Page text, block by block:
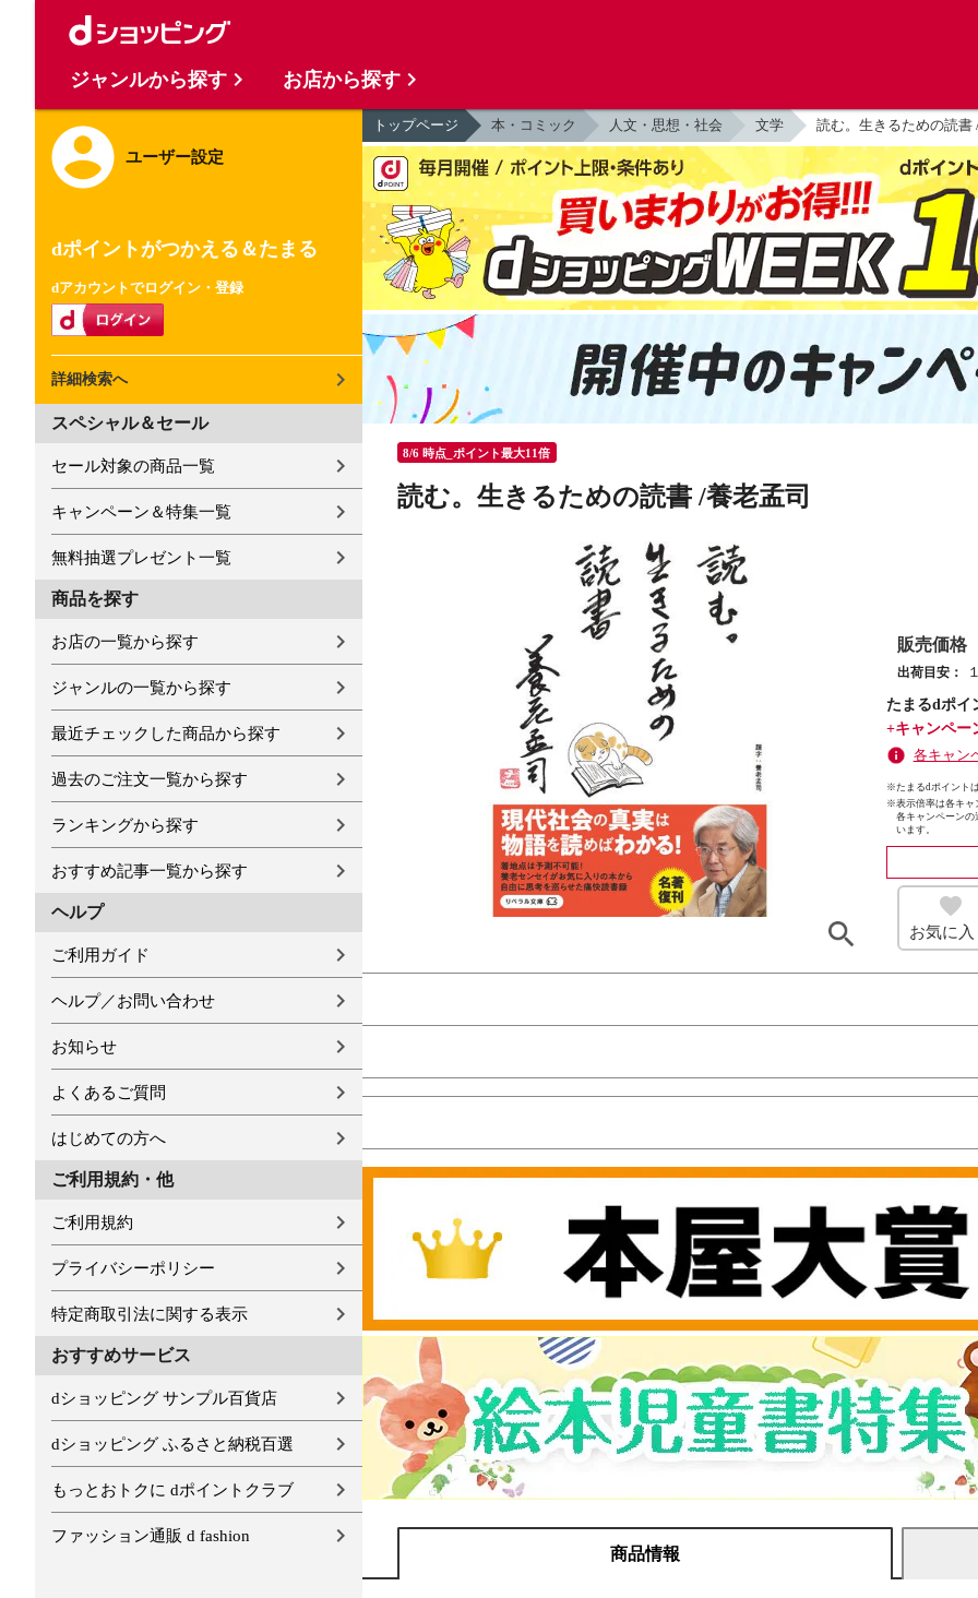
ユーザー設定
dポイントがつかえる＆たまる
dアカウントでログイン・登録
詳細検索へ
スペシャル＆セール
セール対象の商品一覧
キャンペーン＆特集一覧
無料抽選プレゼント一覧
商品を探す
お店の一覧から探す
ジャンルの一覧から探す
最近チェックした商品から探す
過去のご注文一覧から探す
ランキングから探す
おすすめ記事一覧から探す
ヘルプ
ご利用ガイド
ヘルプ／お問い合わせ
お知らせ
よくあるご質問
はじめての方へ
ご利用規約・他
ご利用規約
プライバシーポリシー
特定商取引法に関する表示
おすすめサービス
dショッピング サンプル百貨店
dショッピング ふるさと納税百選
もっとおトクに dポイントクラブ
ファッション通販 d fashion
トップページ 本・コミック 人文・思想・社会 文学 読む。生きるための読書
8/6 時点_ポイント最大11倍
読む。生きるための読書 /養老孟司
販売価格
出荷目安：
たまるdポイ
+キャンペー
各キャン
※たまるdポイント
※表示倍率は各キャ
各キャンペーンの
います。
お気に入
商品情報
ジャンルから探す お店から探す